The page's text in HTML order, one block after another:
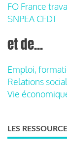
FO France
SNPEA CFDT
et de...
Emploi,
Relations
Vie
LES